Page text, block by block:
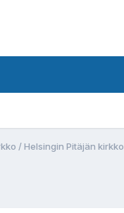
/ Helsingin Pitäjän kirkko